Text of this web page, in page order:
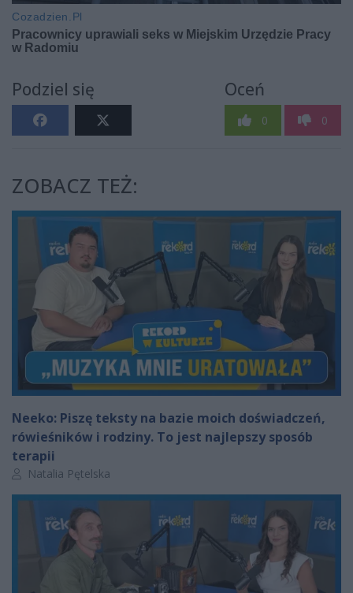
Podziel się Oceń
0 0
ZOBACZ TEŻ:
Neeko: Piszę teksty na bazie moich doświadczeń,
rówieśników i rodziny. To jest najlepszy sposób
terapii
Autor artykułu:
Natalia Pętelska